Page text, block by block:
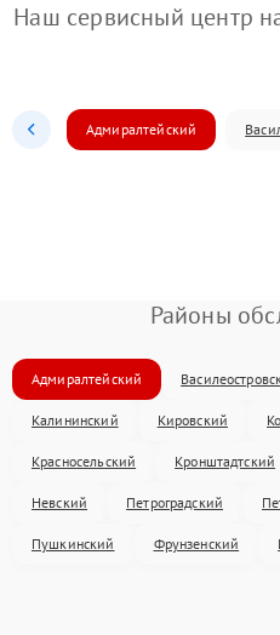
Наш сервисный центр
Адмиралтейский
Районы
Адмиралтейский
Калининский Кировский
Красносельский Кронштадтский
Невский Петроградский
Пушкинский Фрунзенский